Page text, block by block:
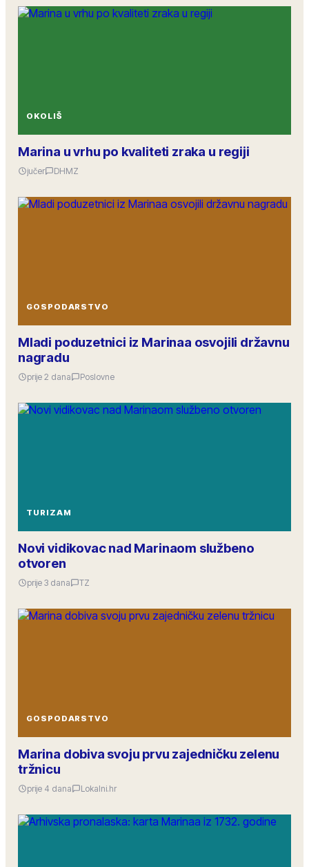
OKOLIŠ
Marina u vrhu po kvaliteti zraka u regiji
jučer DHMZ
GOSPODARSTVO
Mladi poduzetnici iz Marinaa osvojili državnu
nagradu
prije 2 dana Poslovne
TURIZAM
Novi vidikovac nad Marinaom službeno
otvoren
prije 3 dana TZ
GOSPODARSTVO
Marina dobiva svoju prvu zajedničku zelenu
tržnicu
prije 4 dana Lokalni.hr